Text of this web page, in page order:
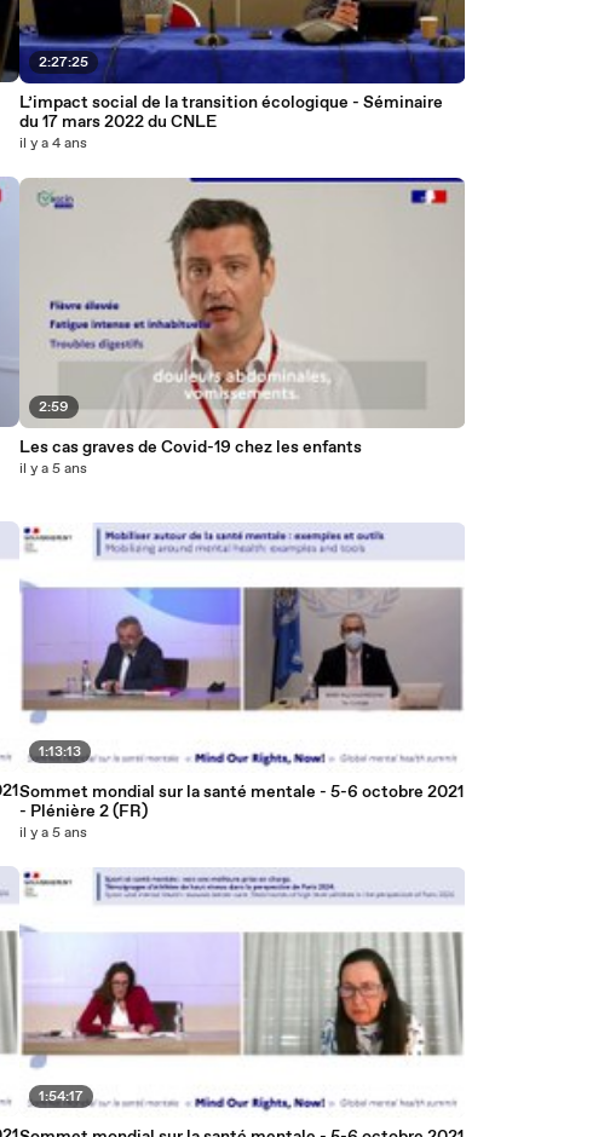
2:27:25
L’impact social de la transition écologique - Séminaire
du 17 mars 2022 du CNLE
il y a 4 ans
2:59
Les cas graves de Covid-19 chez les enfants
il y a 5 ans
1:13:13
Sommet mondial sur la santé mentale - 5-6 octobre 2021
- Plénière 2 (FR)
il y a 5 ans
1:54:17